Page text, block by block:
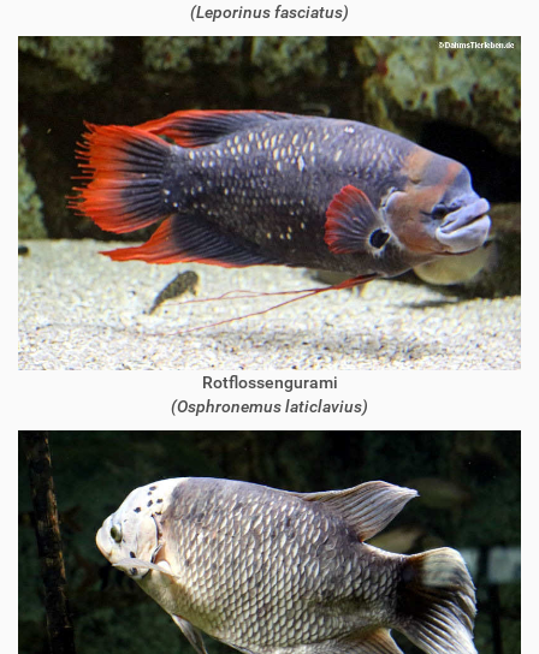
(Leporinus fasciatus)
Rotflossengurami
(Osphronemus laticlavius)